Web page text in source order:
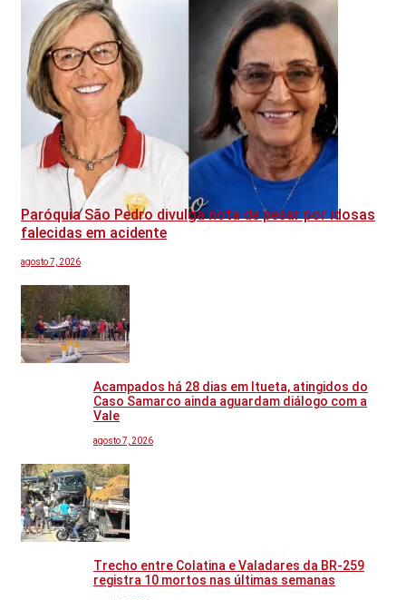
Paróquia São Pedro divulga nota de pesar por idosas
falecidas em acidente
agosto 7, 2026
Acampados há 28 dias em Itueta, atingidos do
Caso Samarco ainda aguardam diálogo com a
Vale
agosto 7, 2026
Trecho entre Colatina e Valadares da BR-259
registra 10 mortos nas últimas semanas